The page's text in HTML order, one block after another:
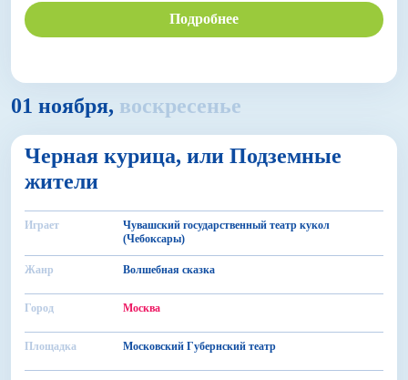
Подробнее
01 ноября, воскресенье
БДФ Театр
12+
Черная курица, или Подземные
жители
Играет
Чувашский государственный театр кукол
(Чебоксары)
Жанр Волшебная сказка
Город Москва
Площадка Московский Губернский театр